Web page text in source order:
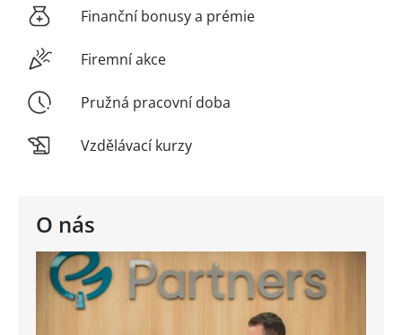
O nás
Finanční bonusy a prémie
Firemní akce
Pružná pracovní doba
Vzdělávací kurzy